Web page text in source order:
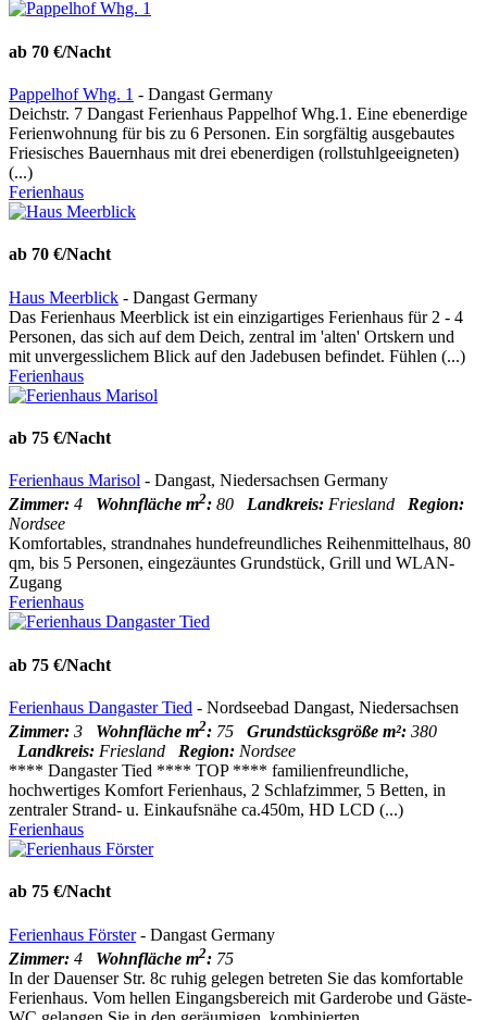
ab 70 €/Nacht
Pappelhof Whg. 1 - Dangast Germany
Deichstr. 7 Dangast Ferienhaus Pappelhof Whg.1. Eine ebenerdige
Ferienwohnung für bis zu 6 Personen. Ein sorgfältig ausgebautes
Friesisches Bauernhaus mit drei ebenerdigen (rollstuhlgeeigneten)
(...)
Ferienhaus
ab 70 €/Nacht
Haus Meerblick - Dangast Germany
Das Ferienhaus Meerblick ist ein einzigartiges Ferienhaus für 2 - 4
Personen, das sich auf dem Deich, zentral im 'alten' Ortskern und
mit unvergesslichem Blick auf den Jadebusen befindet. Fühlen (...)
Ferienhaus
ab 75 €/Nacht
Ferienhaus Marisol - Dangast, Niedersachsen Germany
Zimmer: 4 Wohnfläche m2: 80 Landkreis: Friesland Region:
Nordsee
Komfortables, strandnahes hundefreundliches Reihenmittelhaus, 80
qm, bis 5 Personen, eingezäuntes Grundstück, Grill und WLAN-
Zugang
Ferienhaus
ab 75 €/Nacht
Ferienhaus Dangaster Tied - Nordseebad Dangast, Niedersachsen
Zimmer: 3 Wohnfläche m2: 75 Grundstücksgröße m²: 380
Landkreis: Friesland Region: Nordsee
**** Dangaster Tied **** TOP **** familienfreundliche,
hochwertiges Komfort Ferienhaus, 2 Schlafzimmer, 5 Betten, in
zentraler Strand- u. Einkaufsnähe ca.450m, HD LCD (...)
Ferienhaus
ab 75 €/Nacht
Ferienhaus Förster- Dangast Germany
Zimmer: 4 Wohnfläche m2: 75
In der Dauenser Str. 8c ruhig gelegen betreten Sie das komfortable
Ferienhaus. Vom hellen Eingangsbereich mit Garderobe und Gäste-